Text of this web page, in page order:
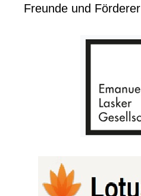
Freunde und Förderer